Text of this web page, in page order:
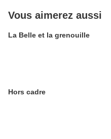
Vous aimerez aussi
La Belle et la grenouille
Hors cadre